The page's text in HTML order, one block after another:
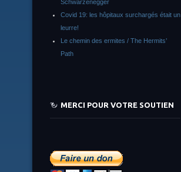
Schwarzenegger
Covid 19: les hôpitaux surchargés était un
leurre!
Le chemin des ermites / The Hermits’
Path
MERCI POUR VOTRE SOUTIEN